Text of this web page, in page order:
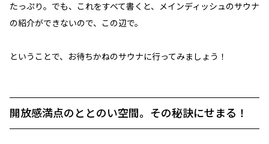
たっぷり。でも、これをすべて書くと、メインディッシュのサウナ
の紹介ができないので、この辺で。
ということで、お待ちかねのサウナに行ってみましょう！
開放感満点のととのい空間。その秘訣にせまる！